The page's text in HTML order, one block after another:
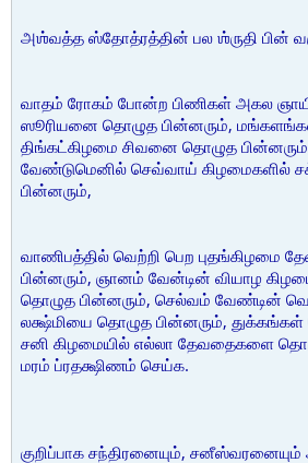
அஶ்வத்த ஸ்தோத்ரத்தின் பல ஶ்ருதி பின்
வாதம் ரோகம் போன்ற பிணிகள் அகல
ஸூரியனை தொழுத பின்னரும்,
திங்கட்கிழமை சிவனை தொழுத
வேண்டுமெனில் செவ்வாய் கிழமைகளில்
பின்னரும்,
வாணிபத்தில் வெற்றி பெற புதங்கிழமை
பின்னரும், ஞானம் வேன்டின் வியாழ
தொழுத பின்னரும், செல்வம் வேண்டின்
லக்ஷ்மியை தொழுத பின்னரும்,
சனி கிழமையில் எல்லா தேவதைகளை
மரம் ப்ரதக்ஷிணம் செய்க.
குறிப்பாக சந்திரனையும்,